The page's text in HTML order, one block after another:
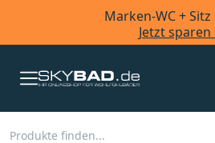
Marken-WC + Sitz
Jetzt sparen